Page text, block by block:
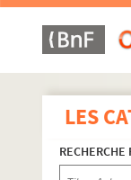
LES
RECHERCHE